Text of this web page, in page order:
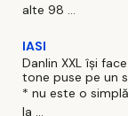
alte 98 ...
IASI
Danlin XXL își
tone puse pe un
* nu este o
la ...